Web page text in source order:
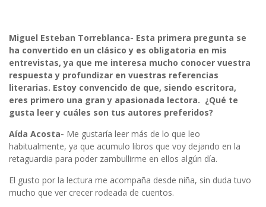
Miguel Esteban Torreblanca- Esta primera pregunta se
ha convertido en un clásico y es obligatoria en mis
entrevistas, ya que me interesa mucho conocer vuestra
respuesta y profundizar en vuestras referencias
literarias. Estoy convencido de que, siendo escritora,
eres primero una gran y apasionada lectora. ¿Qué te
gusta leer y cuáles son tus autores preferidos?
Aída Acosta- Me gustaría leer más de lo que leo
habitualmente, ya que acumulo libros que voy dejando en la
retaguardia para poder zambullirme en ellos algún día.
El gusto por la lectura me acompaña desde niña, sin duda tuvo
mucho que ver crecer rodeada de cuentos.